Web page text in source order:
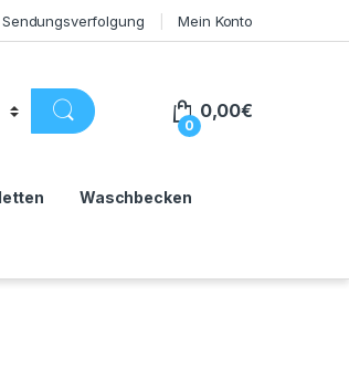
Sendungsverfolgung Mein Konto
0
0,00€
Waschbecken